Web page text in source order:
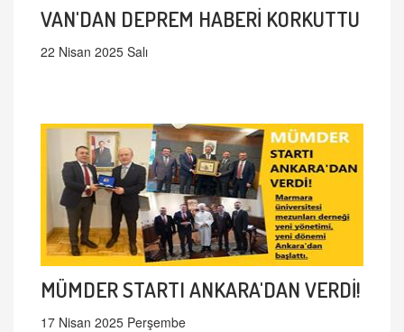
VAN'DAN DEPREM HABERİ KORKUTTU
22 Nisan 2025 Salı
MÜMDER STARTI ANKARA'DAN VERDİ!
17 Nisan 2025 Perşembe